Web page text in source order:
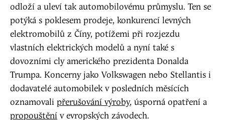
odloží a uleví tak automobilovému průmyslu. Ten se
potýká s poklesem prodeje, konkurencí levných
elektromobilů z Číny, potížemi při rozjezdu
vlastních elektrických modelů a nyní také s
dovozními cly amerického prezidenta Donalda
Trumpa. Koncerny jako Volkswagen nebo Stellantis i
dodavatelé automobilek v posledních měsících
oznamovali přerušování výroby, úsporná opatření a
propouštění v evropských závodech.